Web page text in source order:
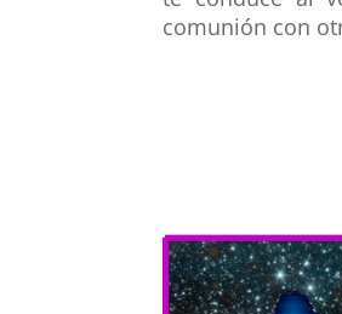
comunión con